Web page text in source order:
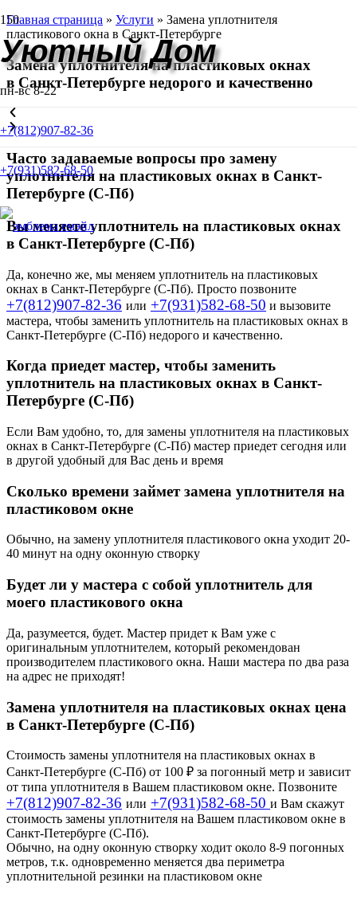
Уютный Дом
пн-вс 8-22
+7(812)907-82-36
+7(931)582-68-50
Главная страница » Услуги » Замена уплотнителя
пластикового окна в Санкт-Петербурге
Замена уплотнителя на пластиковых окнах
в Санкт-Петербурге недорого и качественно
Часто задаваемые вопросы про замену
уплотнителя на пластиковых окнах в Санкт-
Петербурге (С-Пб)
Вы меняете уплотнитель на пластиковых окнах
в Санкт-Петербурге (С-Пб)
Да, конечно же, мы меняем уплотнитель на пластиковых
окнах в Санкт-Петербурге (С-Пб). Просто позвоните
+7(812)907-82-36 или +7(931)582-68-50 и вызовите
мастера, чтобы заменить уплотнитель на пластиковых окнах в
Санкт-Петербурге (С-Пб) недорого и качественно.
Когда приедет мастер, чтобы заменить
уплотнитель на пластиковых окнах в Санкт-
Петербурге (С-Пб)
Если Вам удобно, то, для замены уплотнителя на пластиковых
окнах в Санкт-Петербурге (С-Пб) мастер приедет сегодня или
в другой удобный для Вас день и время
Сколько времени займет замена уплотнителя на
пластиковом окне
Обычно, на замену уплотнителя пластикового окна уходит 20-
40 минут на одну оконную створку
Будет ли у мастера с собой уплотнитель для
моего пластикового окна
Да, разумеется, будет. Мастер придет к Вам уже с
оригинальным уплотнителем, который рекомендован
производителем пластикового окна. Наши мастера по два раза
на адрес не приходят!
Замена уплотнителя на пластиковых окнах цена
в Санкт-Петербурге (С-Пб)
Стоимость замены уплотнителя на пластиковых окнах в
Санкт-Петербурге (С-Пб) от 100 ₽ за погонный метр и зависит
от типа уплотнителя в Вашем пластиковом окне. Позвоните
+7(812)907-82-36 или +7(931)582-68-50 и Вам скажут
стоимость замены уплотнителя на Вашем пластиковом окне в
Санкт-Петербурге (С-Пб).
Обычно, на одну оконную створку ходит около 8-9 погонных
метров, т.к. одновременно меняется два периметра
уплотнительной резинки на пластиковом окне